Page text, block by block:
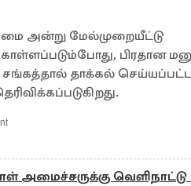
அன்று மேல்முறையீட்டு
​​பிரதான
தாக்கல்
அமைச்சருக்கு